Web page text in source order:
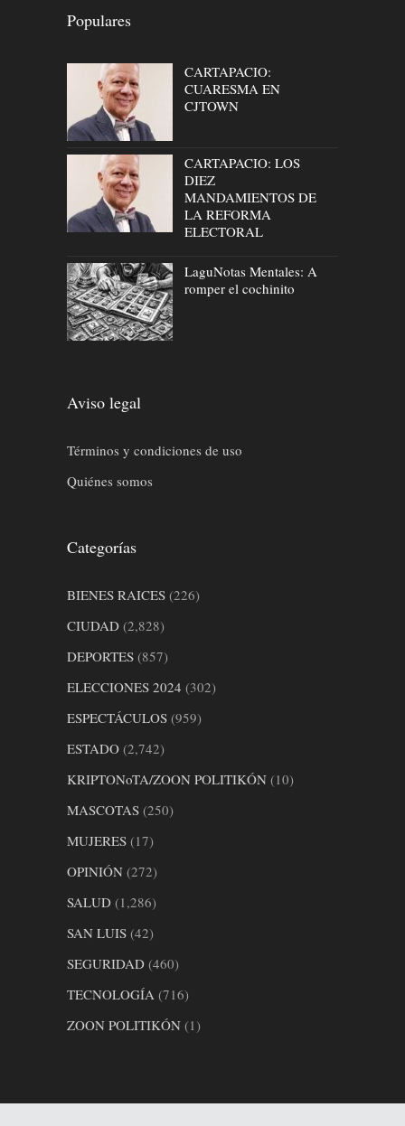
Populares
CARTAPACIO:
CUARESMA EN
CJTOWN
CARTAPACIO: LOS
DIEZ
MANDAMIENTOS DE
LA REFORMA
ELECTORAL
LaguNotas Mentales: A
romper el cochinito
Aviso legal
Términos y condiciones de uso
Quiénes somos
Categorías
BIENES RAICES (226)
CIUDAD (2,828)
DEPORTES (857)
ELECCIONES 2024 (302)
ESPECTÁCULOS (959)
ESTADO (2,742)
KRIPTONoTA/ZOON POLITIKÓN (10)
MASCOTAS (250)
MUJERES (17)
OPINIÓN (272)
SALUD (1,286)
SAN LUIS (42)
SEGURIDAD (460)
TECNOLOGÍA (716)
ZOON POLITIKÓN (1)